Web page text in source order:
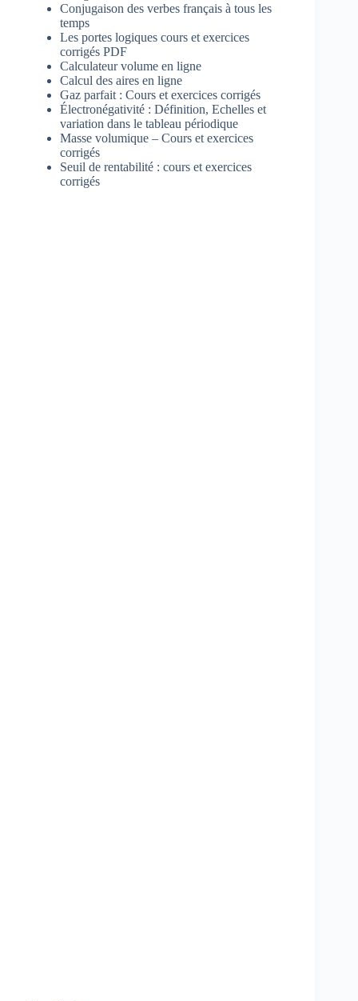
Conjugaison des verbes français à tous les
temps
Les portes logiques cours et exercices
corrigés PDF
Calculateur volume en ligne
Calcul des aires en ligne
Gaz parfait : Cours et exercices corrigés
Électronégativité : Définition, Echelles et
variation dans le tableau périodique
Masse volumique – Cours et exercices
corrigés
Seuil de rentabilité : cours et exercices
corrigés